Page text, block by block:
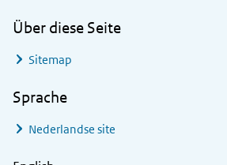
Über diese Seite
Sitemap
Sprache
Nederlandse site